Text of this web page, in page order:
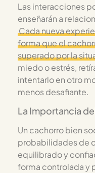
Las interacciones
enseñarán a
Cada nueva
forma que el
superado por la
miedo o estrés,
intentarlo en otro
menos desafiante.
La Importancia
Un cachorro bien
probabilidades de
equilibrado y
forma controlada y